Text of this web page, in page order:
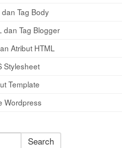
Tag Body
dan Tag Blogger
Atribut HTML
Stylesheet
Template
Wordpress
Search